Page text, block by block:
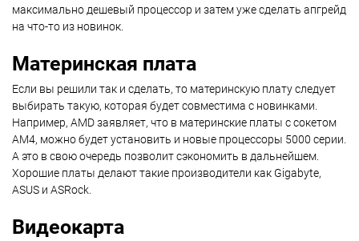
максимально дешевый процессор и затем уже сделать апгрейд
на что-то из новинок.
Материнская плата
Если вы решили так и сделать, то материнскую плату следует
выбирать такую, которая будет совместима с новинками.
Например, AMD заявляет, что в материнские платы с сокетом
AM4, можно будет установить и новые процессоры 5000 серии.
А это в свою очередь позволит сэкономить в дальнейшем.
Хорошие платы делают такие производители как Gigabyte,
ASUS и ASRock.
Видеокарта